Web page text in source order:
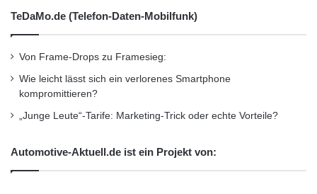
TeDaMo.de (Telefon-Daten-Mobilfunk)
Von Frame-Drops zu Framesieg:
Wie leicht lässt sich ein verlorenes Smartphone
kompromittieren?
„Junge Leute“-Tarife: Marketing-Trick oder echte Vorteile?
Automotive-Aktuell.de ist ein Projekt von: